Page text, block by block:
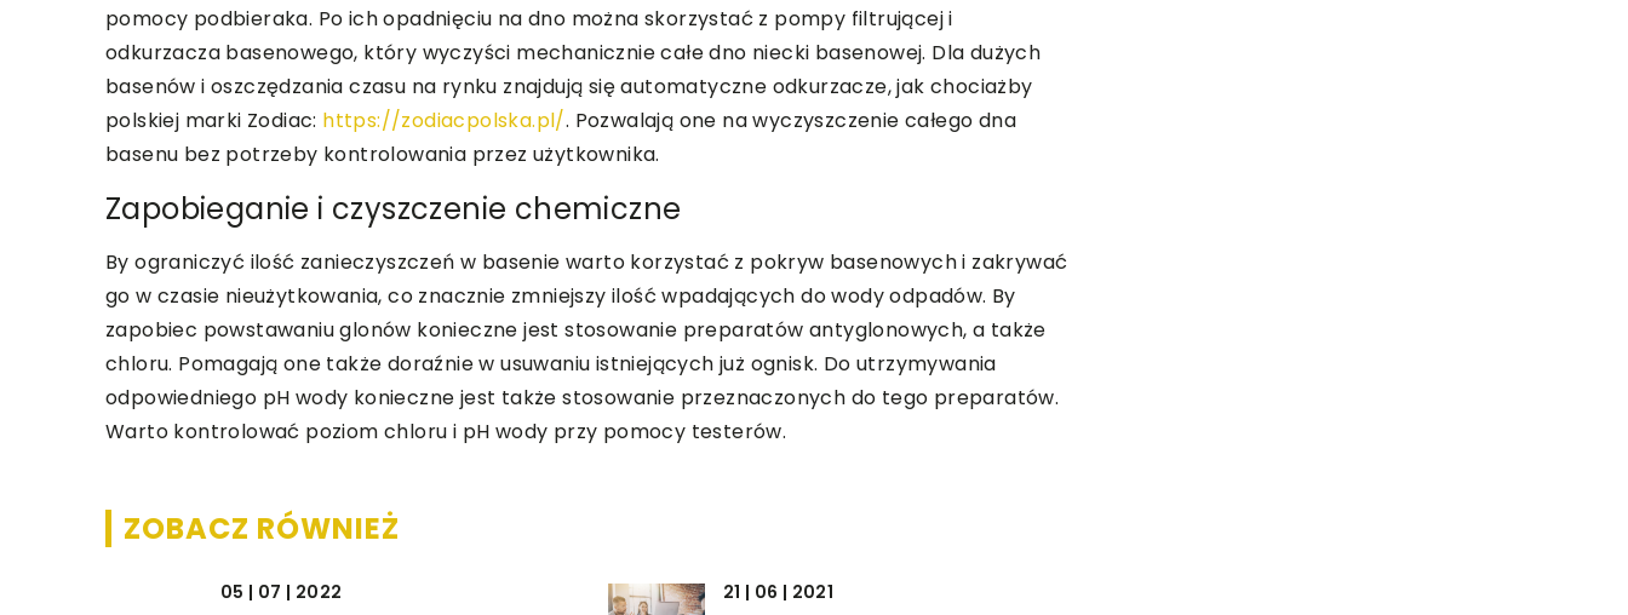
pomocy podbieraka. Po ich opadnięciu na dno można skorzystać z pompy filtrującej i
odkurzacza basenowego, który wyczyści mechanicznie całe dno niecki basenowej. Dla dużych
basenów i oszczędzania czasu na rynku znajdują się automatyczne odkurzacze, jak chociażby
polskiej marki Zodiac: https://zodiacpolska.pl/. Pozwalają one na wyczyszczenie całego dna
basenu bez potrzeby kontrolowania przez użytkownika.
Zapobieganie i czyszczenie chemiczne
By ograniczyć ilość zanieczyszczeń w basenie warto korzystać z pokryw basenowych i zakrywać
go w czasie nieużytkowania, co znacznie zmniejszy ilość wpadających do wody odpadów. By
zapobiec powstawaniu glonów konieczne jest stosowanie preparatów antyglonowych, a także
chloru. Pomagają one także doraźnie w usuwaniu istniejących już ognisk. Do utrzymywania
odpowiedniego pH wody konieczne jest także stosowanie przeznaczonych do tego preparatów.
Warto kontrolować poziom chloru i pH wody przy pomocy testerów.
ZOBACZ RÓWNIEŻ
05 | 07 | 2022 21 | 06 | 2021